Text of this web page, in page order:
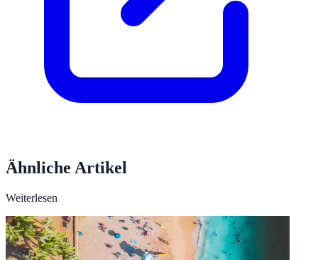
Ähnliche Artikel
Weiterlesen